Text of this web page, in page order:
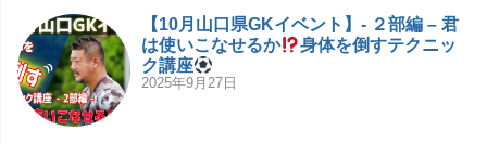
【10月山口県GKイベント】- ２部編 – 君
は使いこなせるか
身体を倒すテクニッ
ク講座
2025年9月27日